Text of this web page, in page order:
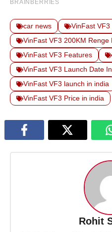
car news
VinFast VF3
VinFast VF3 200KM Renge
VinFast VF3 Features
VinFast VF3 Launch Date
VinFast VF3 launch in india
VinFast VF3 Price in india
Rohit